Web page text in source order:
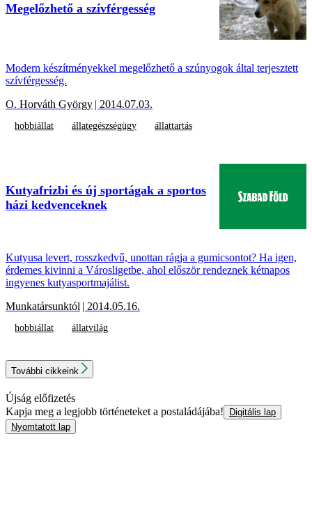
Megelőzhető a szívférgesség
Modern készítményekkel megelőzhető a szúnyogok által terjesztett
szívférgesség.
O. Horváth György | 2014.07.03.
hobbiállat állategészségügy állattartás
Kutyafrizbi és új sportágak a sportos
házi kedvenceknek
Kutyusa levert, rosszkedvű, unottan rágja a gumicsontot? Ha igen,
érdemes kivinni a Városligetbe, ahol először rendeznek kétnapos
ingyenes kutyasportmajálist.
Munkatársunktól | 2014.05.16.
hobbiállat állatvilág
További cikkeink
Újság előfizetés
Kapja meg a legjobb történeteket a postaládájába!
Digitális lap
Nyomtatott lap